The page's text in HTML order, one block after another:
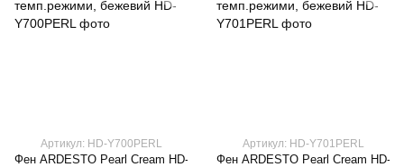
Артикул: HD-Y700PERL
Фен ARDESTO Pearl Cream HD-
Артикул: HD-Y701PERL
Фен ARDESTO Pearl Cream HD-